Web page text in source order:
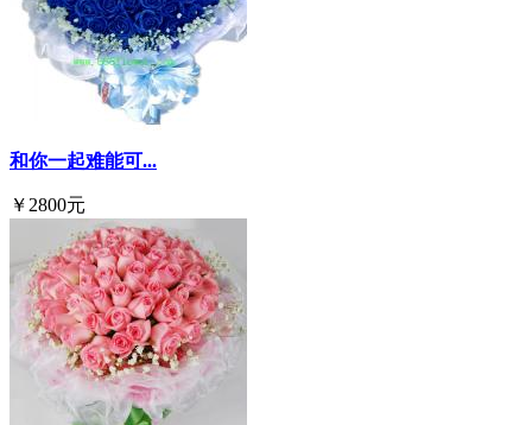
和你一起难能可...
￥2800元